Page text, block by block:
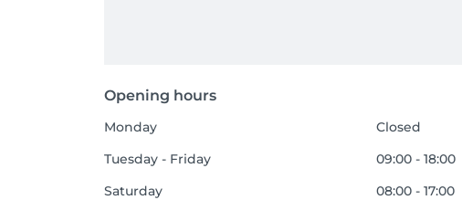
Opening hours
Monday
Closed
Tuesday - Friday
09:00 - 18:00
Saturday
08:00 - 17:00